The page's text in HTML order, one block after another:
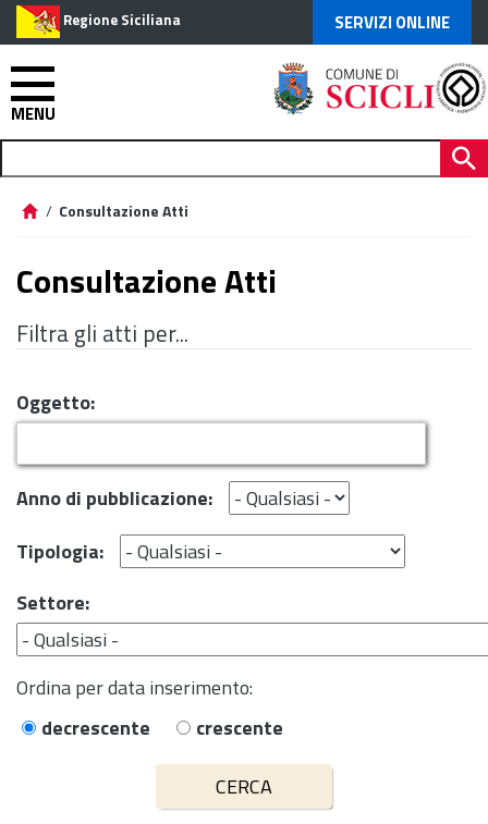
Regione Siciliana SERVIZI ONLINE
MENU
/ Consultazione Atti
Consultazione Atti
Filtra gli atti per...
Oggetto:
Anno di pubblicazione:
Tipologia:
Settore:
Ordina per data inserimento:
decrescente
crescente